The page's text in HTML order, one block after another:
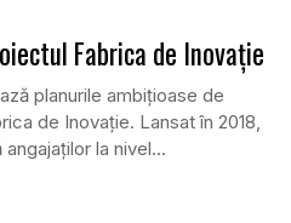
Fabrica de Inovație
planurile ambițioase de
de Inovație. Lansat în 2018,
la nivel...